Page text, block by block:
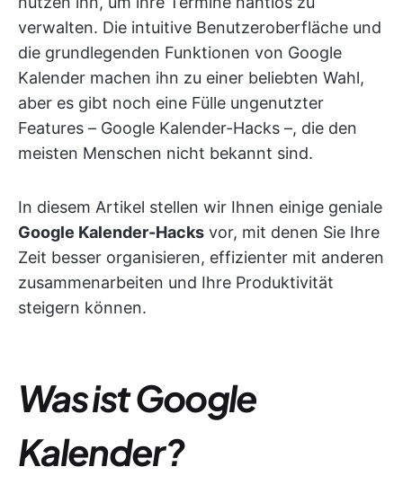
verwalten. Die intuitive Benutzeroberfläche und
die grundlegenden Funktionen von Google
Kalender machen ihn zu einer beliebten Wahl,
aber es gibt noch eine Fülle ungenutzter
Features – Google Kalender-Hacks –, die den
meisten Menschen nicht bekannt sind.
In diesem Artikel stellen wir Ihnen einige geniale
Google Kalender-Hacks vor, mit denen Sie Ihre
Zeit besser organisieren, effizienter mit anderen
zusammenarbeiten und Ihre Produktivität
steigern können.
Was ist Google
Kalender?